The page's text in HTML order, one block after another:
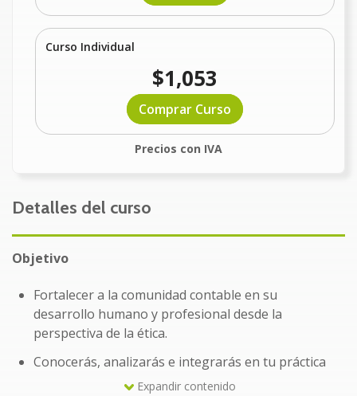
Curso Individual
$1,053
Comprar Curso
Precios con IVA
Detalles del curso
Objetivo
Fortalecer a la comunidad contable en su
desarrollo humano y profesional desde la
perspectiva de la ética.
Conocerás, analizarás e integrarás en tu práctica
cotidiana los elementos de la ética profesional y la
Expandir contenido